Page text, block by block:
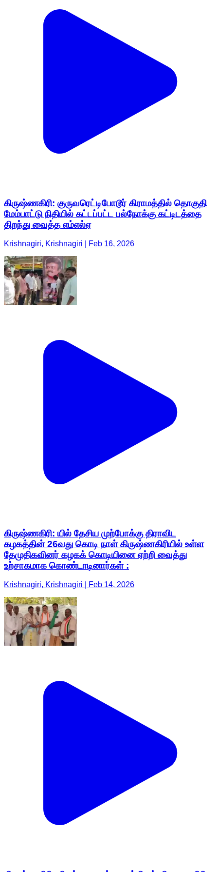
கிருஷ்ணகிரி: குருவரெட்டிபோடூர் கிராமத்தில் தொகுதி
மேம்பாட்டு நிதியில் கட்டப்பட்ட பல்நோக்கு கட்டிடத்தை
திறந்து வைத்த எம்எல்ஏ
Krishnagiri, Krishnagiri | Feb 16, 2026
கிருஷ்ணகிரி: யில் தேசிய முற்போக்கு திராவிட
கழகத்தின் 26வது கொடி நாள் கிருஷ்ணகிரியில் உள்ள
தேமுதிகவினர் கழகக் கொடியினை ஏற்றி வைத்து
உற்சாகமாக கொண்டாடினார்கள் :
Krishnagiri, Krishnagiri | Feb 14, 2026